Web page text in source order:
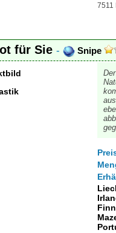
7511
für Sie - Snipe